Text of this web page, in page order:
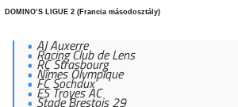
DOMINO’S LIGUE 2 (Francia másodosztály)
AJ Auxerre
Racing Club de Lens
RC Strasbourg
Nîmes Olympique
FC Sochaux
ES Troyes AC
Stade Brestois 29